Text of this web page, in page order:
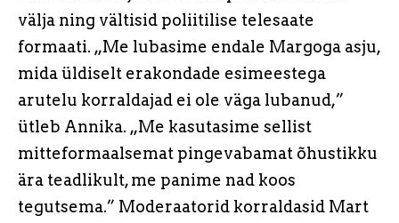
välja ning vältisid poliitilise telesaate
formaati. „Me lubasime endale Margoga asju,
mida üldiselt erakondade esimeestega
arutelu korraldajad ei ole väga lubanud,”
ütleb Annika. „Me kasutasime sellist
mitteformaalsemat pingevabamat õhustikku
ära teadlikult, me panime nad koos
tegutsema.” Moderaatorid korraldasid Mart